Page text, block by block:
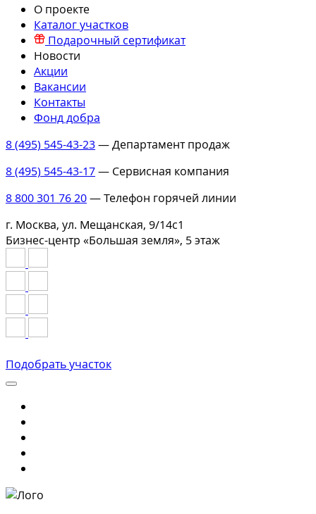
О проекте
Каталог участков
Подарочный сертификат
Новости
Акции
Вакансии
Контакты
Фонд добра
8 (495) 545-43-23— Департамент продаж
8 (495) 545-43-17— Сервисная компания
8 800 301 76 20— Телефон горячей линии
г. Москва, ул. Мещанская, 9/14с1
Бизнес-центр «Большая земля», 5 этаж
Подобрать участок